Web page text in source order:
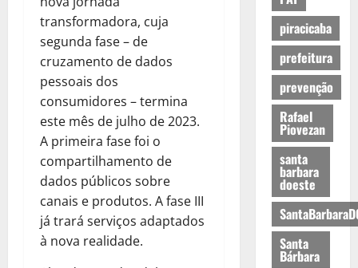
transformadora, cuja
segunda fase – de
cruzamento de dados
pessoais dos
consumidores – termina
este mês de julho de 2023.
A primeira fase foi o
compartilhamento de
dados públicos sobre
canais e produtos. A fase III
já trará serviços adaptados
à nova realidade.
piracicaba
prefeitura
prevenção
Rafael
Piovezan
santa
barbara
doeste
Santa
Bárbara